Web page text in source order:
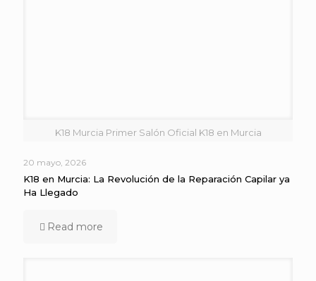
K18 Murcia Primer Salón Oficial K18 en Murcia
20 mayo, 2026
K18 en Murcia: La Revolución de la Reparación Capilar ya
Ha Llegado
Read more